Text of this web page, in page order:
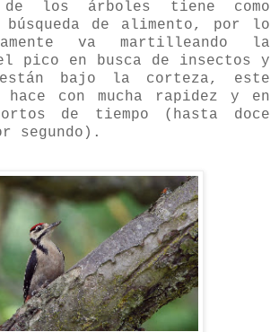
los árboles tiene como
de alimento, por lo
va martilleando la
pico en busca de insectos y
bajo la corteza, este
con mucha rapidez y en
de tiempo (hasta doce
segundo).